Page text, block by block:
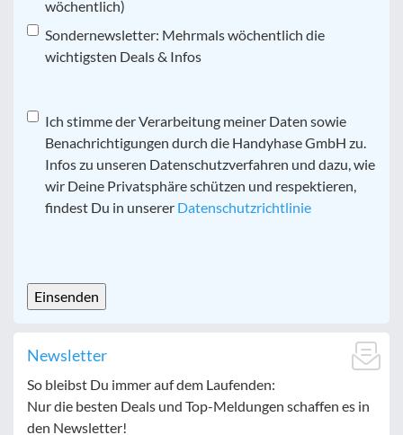
wöchentlich)
Sondernewsletter: Mehrmals wöchentlich die
wichtigsten Deals & Infos
Datenschutz*
Ich stimme der Verarbeitung meiner Daten sowie
Benachrichtigungen durch die Handyhase GmbH zu.
Infos zu unseren Datenschutzverfahren und dazu, wie
wir Deine Privatsphäre schützen und respektieren,
findest Du in unserer Datenschutzrichtlinie
Newsletter
So bleibst Du immer auf dem Laufenden:
Nur die besten Deals und Top-Meldungen schaffen es in
den Newsletter!